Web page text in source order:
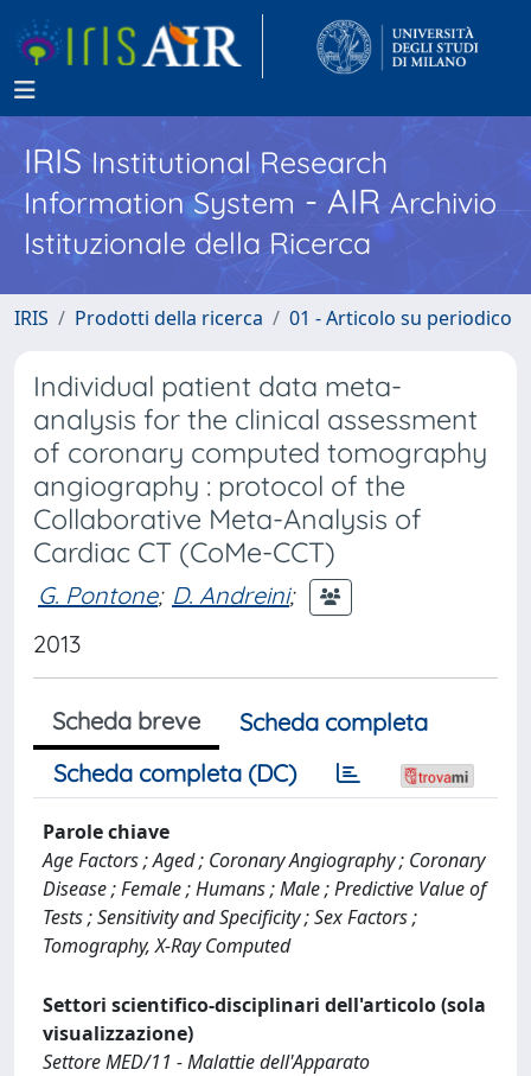
IRISInstitutional Research
Information System - AIR Archivio
Istituzionale della Ricerca
IRIS Prodotti della ricerca 01 - Articolo su periodico
Individual patient data meta-
analysis for the clinical assessment
of coronary computed tomography
angiography : protocol of the
Collaborative Meta-Analysis of
Cardiac CT (CoMe-CCT)
G. Pontone; D. Andreini;
2013
Scheda breve
Scheda completa
Scheda completa (DC)
Parole chiave
Age Factors ; Aged ; Coronary Angiography ; Coronary
Disease ; Female ; Humans ; Male ; Predictive Value of
Tests ; Sensitivity and Specificity ; Sex Factors ;
Tomography, X-Ray Computed
Settori scientifico-disciplinari dell'articolo (sola
visualizzazione)
Settore MED/11 - Malattie dell'Apparato